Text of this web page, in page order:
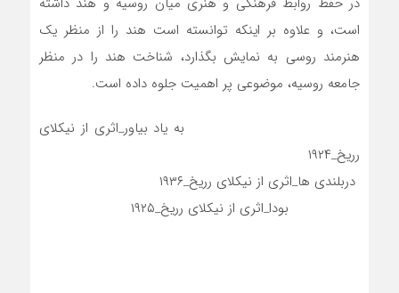
است، و علاوه بر اینکه توانسته است هند را از منظر یک
هنرمند روسی به نمایش بگذارد، شناخت هند را در منظر
جامعه روسیه، موضوعی پر اهمیت جلوه داده است.
به یاد بیاور_اثری از نیکلای
بودا_اثری از نیکلای رریخ_۱۹۲۵